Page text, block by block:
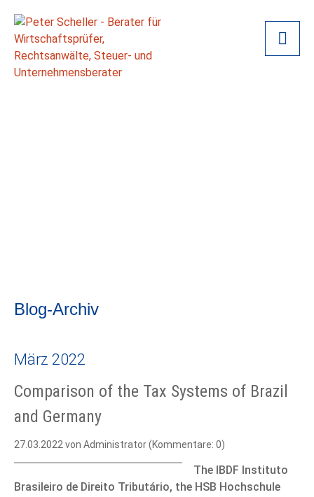
Blog-Archiv
März 2022
Comparison of the Tax Systems of Brazil
and Germany
27.03.2022 von Administrator (Kommentare: 0)
The IBDF Instituto
Brasileiro de Direito Tributário, the HSB Hochschule